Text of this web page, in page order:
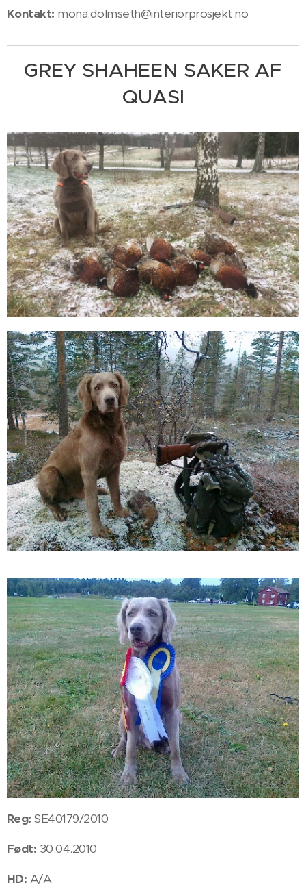
Kontakt: mona.dolmseth@interiorprosjekt.no
GREY SHAHEEN SAKER AF
QUASI
Reg: SE40179/2010
Født: 30.04.2010
HD: A/A